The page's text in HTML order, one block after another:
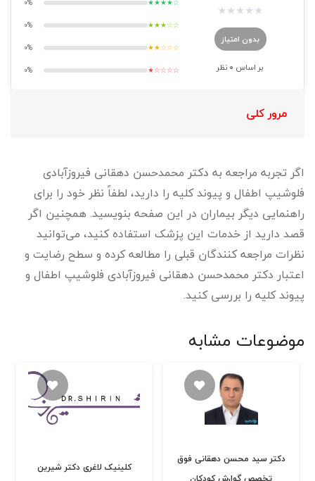
★
★
★
★
★
بدون امتیاز
بر اساس 0 نظر
★★★★☆
0%
★★★☆☆
0%
★★☆☆☆
0%
★☆☆☆☆
0%
مرور کلی
اگر تجربه مراجعه به دکتر محمدحسن دهقانی فیروزآبادی
فلوشیپ اطفال و پیوند کلیه را دارید، لطفاً نظر خود را برای
راهنمایی دیگر بیماران در این صفحه بنویسید. همچنین اگر
قصد دارید از خدمات این پزشک استفاده کنید، می‌توانید
نظرات مراجعه کنندگان قبلی را مطالعه کرده و سطح رضایت و
اعتبار دکتر محمدحسن دهقانی فیروزآبادی فلوشیپ اطفال و
پیوند کلیه را بررسی کنید.
موضوعات مشابه
کلینیک لاغری دکتر شیرین
دکتر سید محسن دهقانی فوق